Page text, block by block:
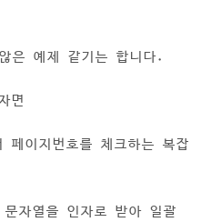
은 예제 같기는 합니다.
면
페이지번호를 체크하는 복잡
자열을 인자로 받아 일괄